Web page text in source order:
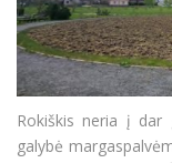
Rokiškis neria į dar
galybė